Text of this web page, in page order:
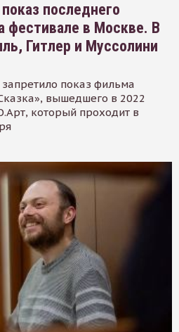
последнего
фестивале в Москве. В
Гитлер и Муссолини
показ фильма
вышедшего в 2022
который проходит в